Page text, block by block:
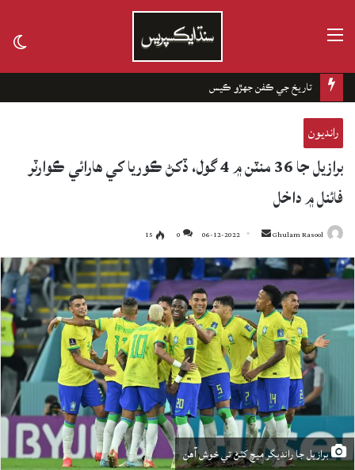
تاريخ جي ڪفن جھڙو ڪيس
رانديون
برازيل جا 36 منٽن ۾ 4 گول، ڏکڻ ڪوريا کي هارائي ڪوارٽر
فائنل ۾ داخل
Ghulam Rasool
Send
an
email
06-12-2022
0
15
برازيل جا رانديگر ميچ کٽڻ تي خوش آهن